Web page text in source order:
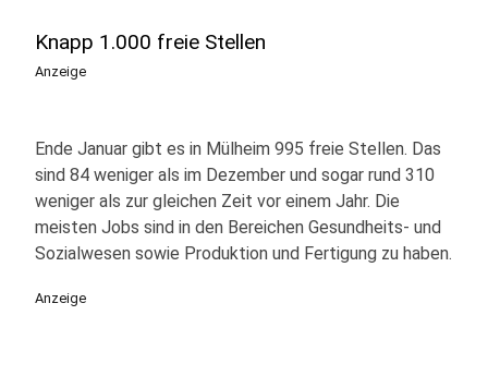
Knapp 1.000 freie Stellen
Anzeige
Ende Januar gibt es in Mülheim 995 freie Stellen. Das
sind 84 weniger als im Dezember und sogar rund 310
weniger als zur gleichen Zeit vor einem Jahr. Die
meisten Jobs sind in den Bereichen Gesundheits- und
Sozialwesen sowie Produktion und Fertigung zu haben.
Anzeige